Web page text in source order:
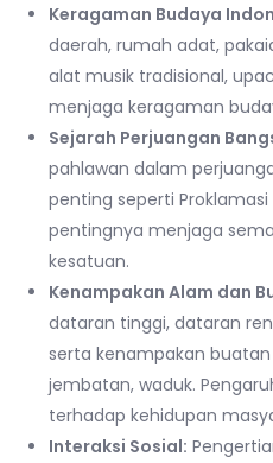
Keragaman Budaya
daerah, rumah adat,
alat musik tradisional,
menjaga keragaman
Sejarah Perjuangan
pahlawan dalam
penting seperti
pentingnya menjaga
kesatuan.
Kenampakan Alam dan
dataran tinggi, dataran
serta kenampakan
jembatan, waduk.
terhadap kehidupan
Interaksi Sosial: